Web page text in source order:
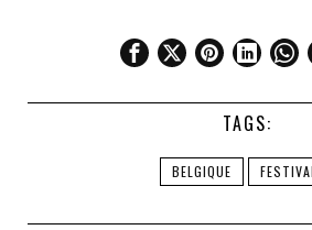
TAGS:
BELGIQUE FESTIVAL